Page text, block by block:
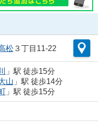
松３丁目11-22
」駅 徒歩15分
山 」駅 徒歩14分
」駅 徒歩15分